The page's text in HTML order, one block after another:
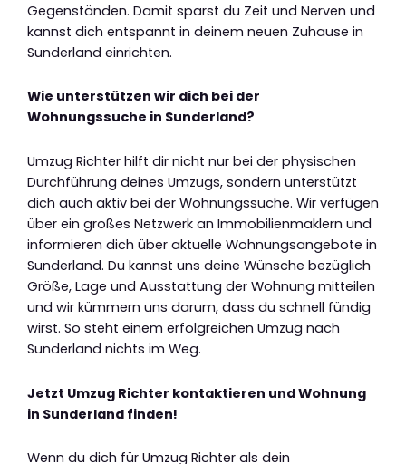
Gegenständen. Damit sparst du Zeit und Nerven und
kannst dich entspannt in deinem neuen Zuhause in
Sunderland einrichten.
Wie unterstützen wir dich bei der
Wohnungssuche in Sunderland?
Umzug Richter hilft dir nicht nur bei der physischen
Durchführung deines Umzugs, sondern unterstützt
dich auch aktiv bei der Wohnungssuche. Wir verfügen
über ein großes Netzwerk an Immobilienmaklern und
informieren dich über aktuelle Wohnungsangebote in
Sunderland. Du kannst uns deine Wünsche bezüglich
Größe, Lage und Ausstattung der Wohnung mitteilen
und wir kümmern uns darum, dass du schnell fündig
wirst. So steht einem erfolgreichen Umzug nach
Sunderland nichts im Weg.
Jetzt Umzug Richter kontaktieren und Wohnung
in Sunderland finden!
Wenn du dich für Umzug Richter als dein